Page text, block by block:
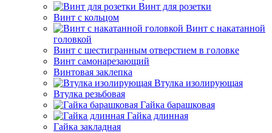
Винт для розетки
Винт с кольцом
Винт с накатанной
головкой
Винт с шестигранным отверстием в головке
Винт самонарезающий
Винтовая заклепка
Втулка изолирующая
Втулка резьбовая
Гайка барашковая
Гайка длинная
Гайка закладная